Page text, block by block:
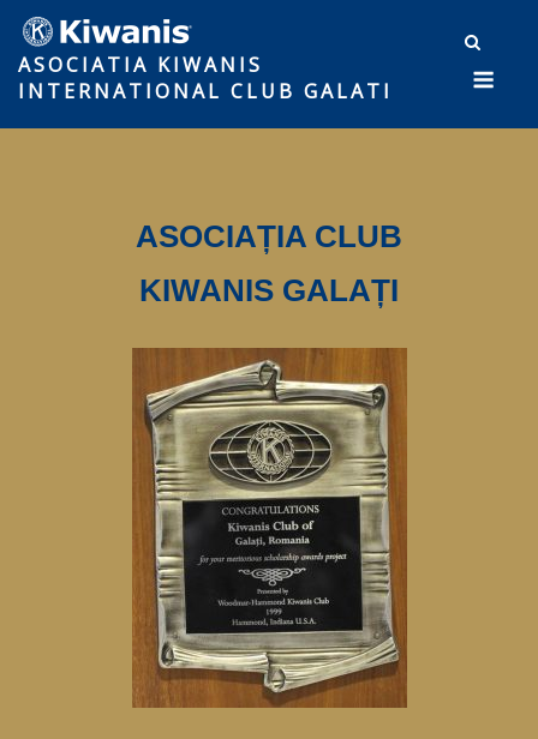
ASOCIATIA KIWANIS
INTERNATIONAL CLUB GALATI
ASOCIAȚIA CLUB
KIWANIS GALAȚI